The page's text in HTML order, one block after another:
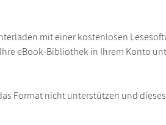
mit einer kostenlosen
Ihre eBook-Bibliothek in Ihrem Konto
Format nicht unterstützen und